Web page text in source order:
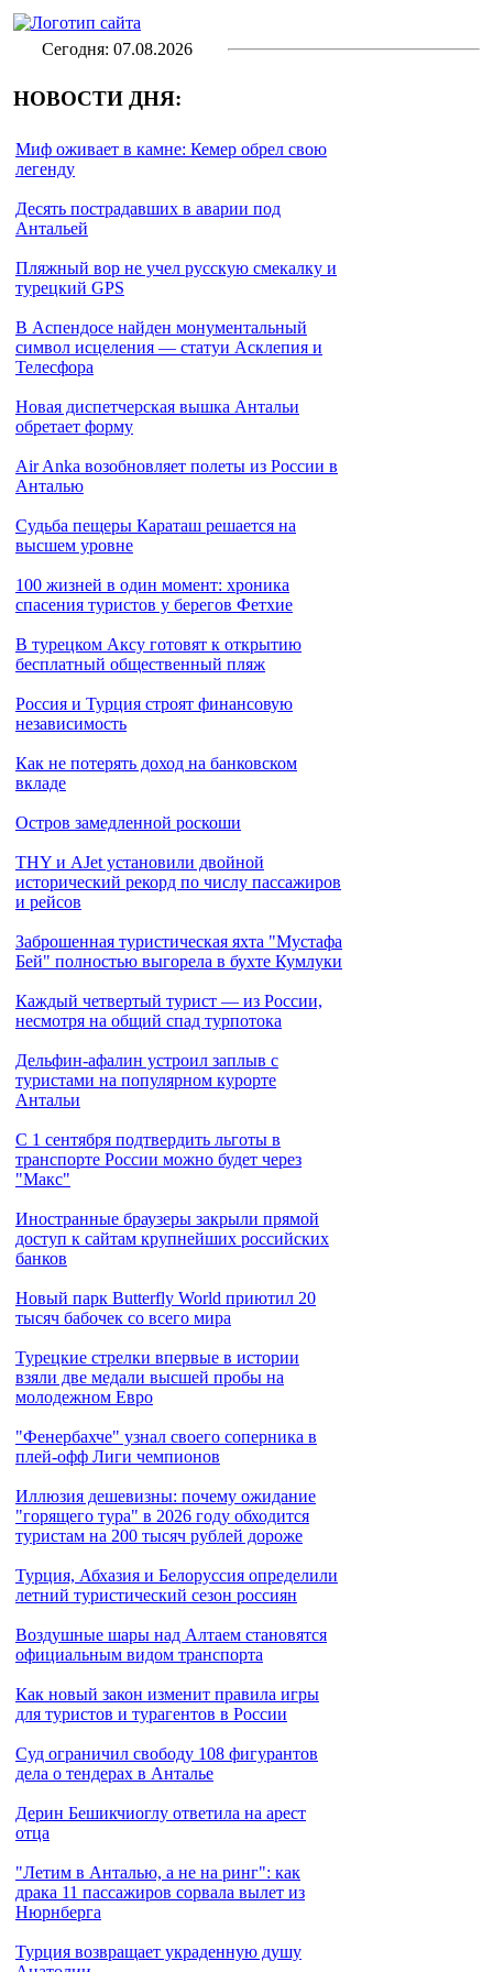
Сегодня: 07.08.2026
НОВОСТИ ДНЯ:
Миф оживает в камне: Кемер обрел свою
легенду
Десять пострадавших в аварии под
Антальей
Пляжный вор не учел русскую смекалку и
турецкий GPS
В Аспендосе найден монументальный
символ исцеления — статуи Асклепия и
Телесфора
Новая диспетчерская вышка Антальи
обретает форму
Air Anka возобновляет полеты из России в
Анталью
Cудьба пещеры Караташ решается на
высшем уровне
100 жизней в один момент: хроника
спасения туристов у берегов Фетхие
В турецком Аксу готовят к открытию
бесплатный общественный пляж
Россия и Турция строят финансовую
независимость
Как не потерять доход на банковском
вкладе
Остров замедленной роскоши
THY и AJet установили двойной
исторический рекорд по числу пассажиров
и рейсов
Заброшенная туристическая яхта "Мустафа
Бей" полностью выгорела в бухте Кумлуки
Каждый четвертый турист — из России,
несмотря на общий спад турпотока
Дельфин-афалин устроил заплыв с
туристами на популярном курорте
Антальи
С 1 сентября подтвердить льготы в
транспорте России можно будет через
"Макс"
Иностранные браузеры закрыли прямой
доступ к сайтам крупнейших российских
банков
Новый парк Butterfly World приютил 20
тысяч бабочек со всего мира
Турецкие стрелки впервые в истории
взяли две медали высшей пробы на
молодежном Евро
"Фенербахче" узнал своего соперника в
плей-офф Лиги чемпионов
Иллюзия дешевизны: почему ожидание
"горящего тура" в 2026 году обходится
туристам на 200 тысяч рублей дороже
Турция, Абхазия и Белоруссия определили
летний туристический сезон россиян
Воздушные шары над Алтаем становятся
официальным видом транспорта
Как новый закон изменит правила игры
для туристов и турагентов в России
Cуд ограничил свободу 108 фигурантов
дела о тендерах в Анталье
Дерин Бешикчиоглу ответила на арест
отца
"Летим в Анталью, а не на ринг": как
драка 11 пассажиров сорвала вылет из
Нюрнберга
Турция возвращает украденную душу